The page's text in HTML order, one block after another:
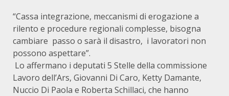
“Cassa integrazione, meccanismi di erogazione a
rilento e procedure regionali complesse, bisogna
cambiare passo o sarà il disastro, i lavoratori non
possono aspettare”.
Lo affermano i deputati 5 Stelle della commissione
Lavoro dell’Ars, Giovanni Di Caro, Ketty Damante,
Nuccio Di Paola e Roberta Schillaci, che hanno